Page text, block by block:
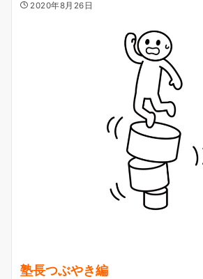
2020年8月26日
塾長つぶやき編